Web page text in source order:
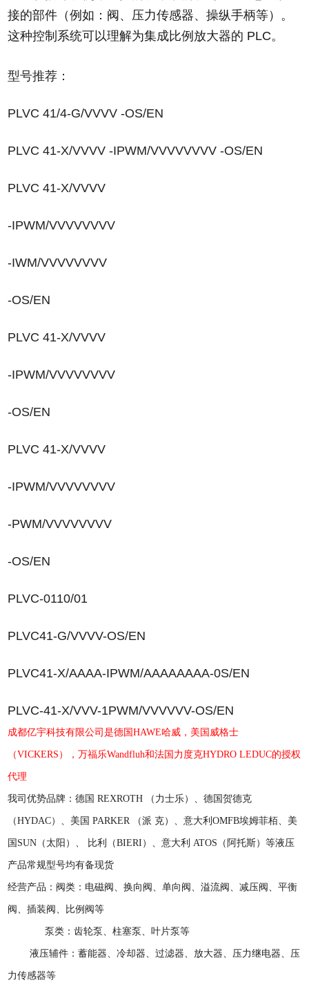
接的部件（例如：阀、压力传感器、操纵手柄等）。
这种控制系统可以理解为集成比例放大器的 PLC。
型号推荐：
PLVC 41/4-G/VVVV -OS/EN
PLVC 41-X/VVVV -IPWM/VVVVVVVV -OS/EN
PLVC 41-X/VVVV
-IPWM/VVVVVVVV
-IWM/VVVVVVVV
-OS/EN
PLVC 41-X/VVVV
-IPWM/VVVVVVVV
-OS/EN
PLVC 41-X/VVVV
-IPWM/VVVVVVVV
-PWM/VVVVVVVV
-OS/EN
PLVC-0110/01
PLVC41-G/VVVV-OS/EN
PLVC41-X/AAAA-IPWM/AAAAAAAA-0S/EN
PLVC-41-X/VVV-1PWM/VVVVVV-OS/EN
成都亿宇科技有限公司是德国HAWE哈威 ， 美国威格士
（VICKERS），万福乐Wandfluh和法国力度克HYDRO LEDUC的授权
代理
我司优势品牌：德国 REXROTH （力士乐）、德国贺德克
（HYDAC）、美国 PARKER （派 克）、意大利OMFB埃姆菲栢、美
国 SUN （太阳）、 比利（BIERI ）、意大利 ATOS （阿托斯）等液压
产品常规型号均有备现货
经营产品：阀类：电磁阀、换向阀、单向阀、溢流阀、减压阀、平衡
阀、插装阀、比例阀等
泵类：齿轮泵、柱塞泵、叶片泵等
液压辅件 ：蓄能器、冷却器、过滤器、放大器、压力继电器、压
力传感器等